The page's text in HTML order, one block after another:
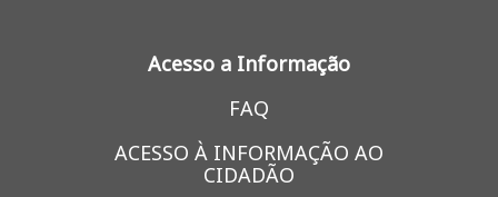
Acesso a Informação
FAQ
ACESSO À INFORMAÇÃO AO
CIDADÃO